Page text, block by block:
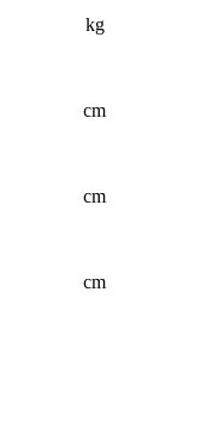
kg
cm
cm
cm